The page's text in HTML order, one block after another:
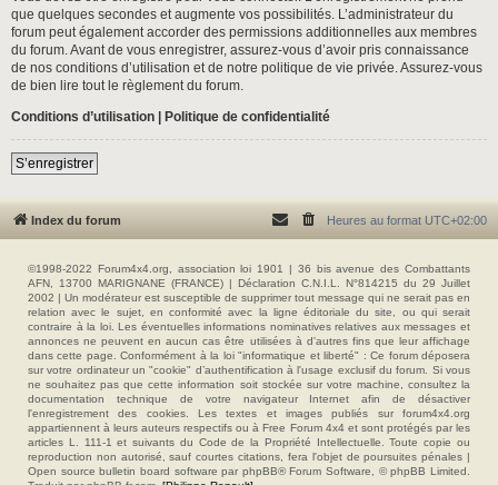
que quelques secondes et augmente vos possibilités. L’administrateur du
forum peut également accorder des permissions additionnelles aux membres
du forum. Avant de vous enregistrer, assurez-vous d’avoir pris connaissance
de nos conditions d’utilisation et de notre politique de vie privée. Assurez-vous
de bien lire tout le règlement du forum.
Conditions d’utilisation | Politique de confidentialité
S’enregistrer
Index du forum Heures au format UTC+02:00
©1998-2022 Forum4x4.org, association loi 1901 | 36 bis avenue des Combattants
AFN, 13700 MARIGNANE (FRANCE) | Déclaration C.N.I.L. N°814215 du 29 Juillet
2002 | Un modérateur est susceptible de supprimer tout message qui ne serait pas en
relation avec le sujet, en conformité avec la ligne éditoriale du site, ou qui serait
contraire à la loi. Les éventuelles informations nominatives relatives aux messages et
annonces ne peuvent en aucun cas être utilisées à d'autres fins que leur affichage
dans cette page. Conformément à la loi "informatique et liberté" : Ce forum déposera
sur votre ordinateur un "cookie" d’authentification à l'usage exclusif du forum. Si vous
ne souhaitez pas que cette information soit stockée sur votre machine, consultez la
documentation technique de votre navigateur Internet afin de désactiver
l'enregistrement des cookies. Les textes et images publiés sur forum4x4.org
appartiennent à leurs auteurs respectifs ou à Free Forum 4x4 et sont protégés par les
articles L. 111-1 et suivants du Code de la Propriété Intellectuelle. Toute copie ou
reproduction non autorisé, sauf courtes citations, fera l'objet de poursuites pénales |
Open source bulletin board software par phpBB® Forum Software, © phpBB Limited.